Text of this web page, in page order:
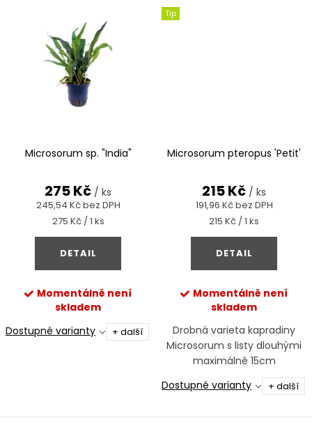
Microsorum sp. "India"
245,54 Kč bez DPH
275 Kč / ks
Měrná
cena:
275 Kč / 1 ks
DETAIL
Momentálně není
skladem
Dostupné varianty
+ další
Tip
Microsorum pteropus 'Petit'
191,96 Kč bez DPH
215 Kč / ks
Měrná
cena:
215 Kč / 1 ks
DETAIL
Momentálně není
skladem
Drobná varieta kapradiny
Microsorum s listy dlouhými
maximálně 15cm
Dostupné varianty
+ další